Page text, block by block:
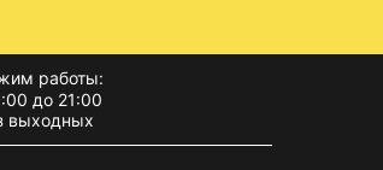
работы:
до 21:00
выходных